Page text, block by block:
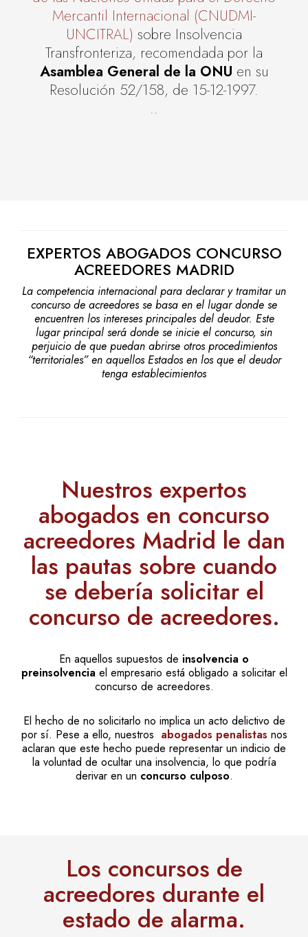
Mercantil Internacional (CNUDMI-
UNCITRAL) sobre Insolvencia
Transfronteriza, recomendada por la
Asamblea General de la ONU en su
Resolución 52/158, de 15-12-1997.
..
EXPERTOS ABOGADOS CONCURSO
ACREEDORES MADRID
La competencia internacional para declarar y tramitar un
concurso de acreedores se basa en el lugar donde se
encuentren los intereses principales del deudor. Este
lugar principal será donde se inicie el concurso, sin
perjuicio de que puedan abrirse otros procedimientos
“territoriales” en aquellos Estados en los que el deudor
tenga establecimientos
Nuestros expertos
abogados en concurso
acreedores Madrid le dan
las pautas sobre cuando
se debería solicitar el
concurso de acreedores.
En aquellos supuestos de insolvencia o
preinsolvenciael empresario está obligado a solicitar el
concurso de acreedores.
El hecho de no solicitarlo no implica un acto delictivo de
por sí. Pese a ello, nuestros abogados penalistas nos
aclaran que este hecho puede representar un indicio de
la voluntad de ocultar una insolvencia, lo que podría
derivar en un concurso culposo.
Los concursos de
acreedores durante el
estado de alarma.